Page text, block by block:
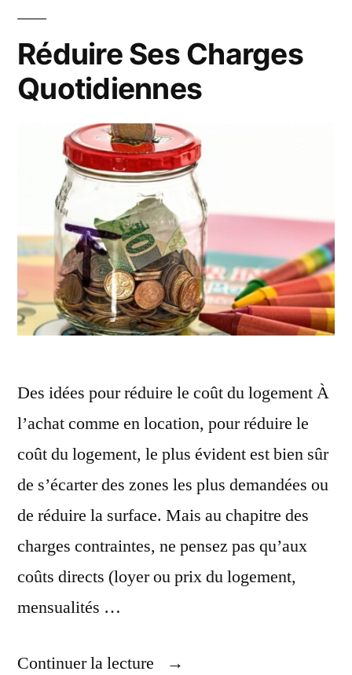
Réduire Ses Charges
Quotidiennes
Des idées pour réduire le coût du logement À
l’achat comme en location, pour réduire le
coût du logement, le plus évident est bien sûr
de s’écarter des zones les plus demandées ou
de réduire la surface. Mais au chapitre des
charges contraintes, ne pensez pas qu’aux
coûts directs (loyer ou prix du logement,
mensualités …
Continuer la lecture
« Réduire